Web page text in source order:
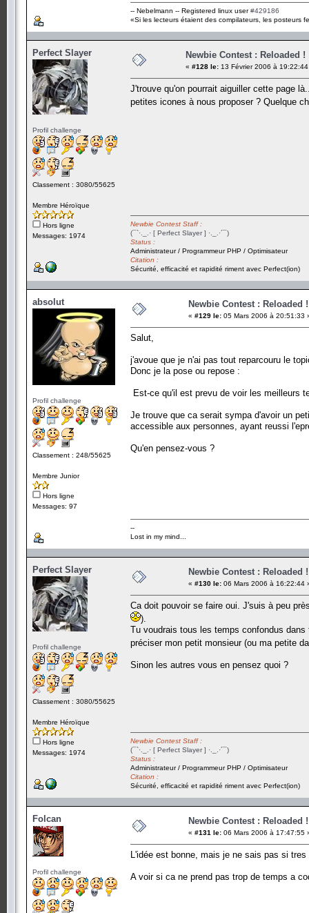
-- Nebelmann -- Registered linux user#429186
«Si les lecteurs étaient des compilateurs, les posteurs
Perfect Slayer
Profil challenge
Classement : 3080/55625
Membre Héroïque
Hors ligne
Messages: 1974
Newbie Contest : Reloaded !
« #128 le: 13 Février 2006 à
J'trouve qu'on pourrait aiguiller cette page
petites icones à nous proposer ? Quelque
Newbie Contest Staff :
(¯`·._.· [ Perfect Slayer ] ·._.·´¯)
Status :
Administrateur / Programmeur PHP / Optimisateur
Citation :
Sécurité, efficacité et rapidité riment avec Perfect(ion)
absolut
Profil challenge
Classement : 248/55625
Membre Junior
Hors ligne
Messages: 97
Newbie Contest : Reloaded !
« #129 le: 05 Mars 2006 à 20:51:33
Salut,
j'avoue que je n'ai pas tout reparcouru le
Donc je la pose ou repose :
Est-ce qu'il est prevu de voir les meilleurs
Je trouve que ca serait sympa d'avoir un
accessible aux personnes, ayant reussi
Qu'en pensez-vous ?
--
Lost in my mind...
Perfect Slayer
Profil challenge
Classement : 3080/55625
Membre Héroïque
Hors ligne
Messages: 1974
Newbie Contest : Reloaded !
« #130 le: 06 Mars 2006 à 16:22:44
Ca doit pouvoir se faire oui. J'suis à peu
).
Tu voudrais tous les temps confondus
préciser mon petit monsieur (ou ma petite
Sinon les autres vous en pensez quoi ?
Newbie Contest Staff :
(¯`·._.· [ Perfect Slayer ] ·._.·´¯)
Status :
Administrateur / Programmeur PHP / Optimisateur
Citation :
Sécurité, efficacité et rapidité riment avec Perfect(ion)
Folcan
Profil challenge
Newbie Contest : Reloaded !
« #131 le: 06 Mars 2006 à 17:47:55
L'idée est bonne, mais je ne sais pas si
A voir si ca ne prend pas trop de temps a